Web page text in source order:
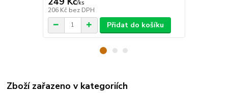
/ks
206 Kč bez DPH
Přidat do košíku
Zboží zařazeno v kategoriích